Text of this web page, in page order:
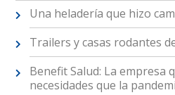
Una heladería que hizo
Trailers y casas rodantes
Benefit Salud: La empresa
necesidades que la